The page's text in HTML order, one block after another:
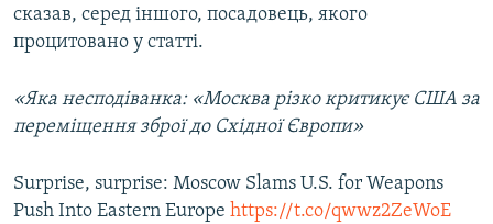
сказав, серед іншого, посадовець, якого
процитовано у статті.
«Яка несподіванка: «Москва різко критикує США за
переміщення зброї до Східної Європи»
Surprise, surprise: Moscow Slams U.S. for Weapons
Push Into Eastern Europe https://t.co/qwwz2ZeWoE